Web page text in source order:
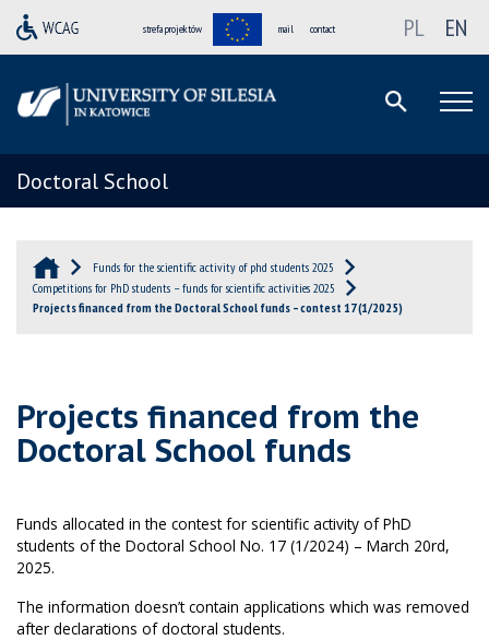
strefa projektów mail contact PL EN
Doctoral School
Funds for the scientific activity of phd students 2025
Competitions for PhD students – funds for scientific activities 2025
Projects financed from the Doctoral School funds – contest 17 (1/2025)
Projects financed from the
Doctoral School funds
Funds allocated in the contest for scientific activity of PhD
students of the Doctoral School No. 17 (1/2024) – March 20rd,
2025.
The information doesn’t contain applications which was removed
after declarations of doctoral students.